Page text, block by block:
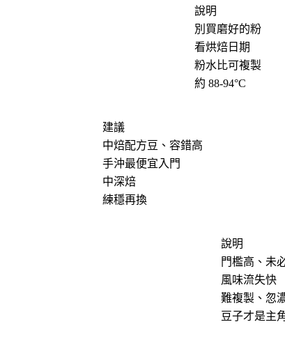
說明
別買磨好的粉
看烘焙日期
粉水比可複製
約 88-94°C
建議
中焙配方豆、容錯高
手沖最便宜入門
中深焙
練穩再換
說明
門檻高、未
風味流失快
難複製、忽
豆子才是主